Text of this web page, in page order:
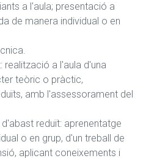
a l'aula; presentació a
de manera individual o en
realització a l'aula d'una
teòric o pràctic,
amb l'assessorament del
reduït: aprenentatge
o en grup, d'un treball de
aplicant coneixements i